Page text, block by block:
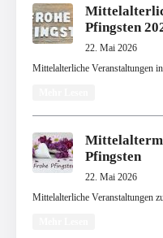
Pfingsten
22. Mai 2026
Mittelalterliche Veranstaltungen
Pfingsten
22. Mai 2026
Mittelalterliche Veranstaltungen